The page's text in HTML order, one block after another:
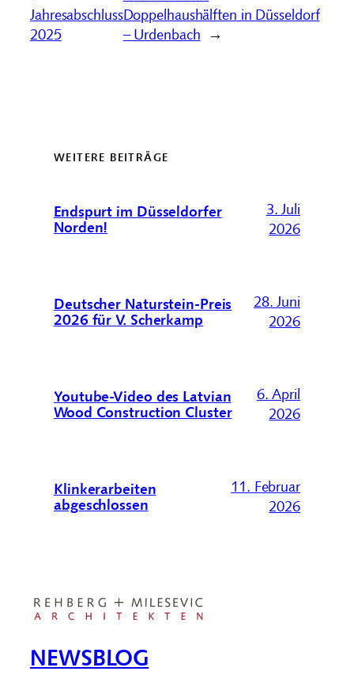
Jahresabschluss
2025
Doppelhaushälften in Düsseldorf
– Urdenbach →
WEITERE BEITRÄGE
Endspurt im Düsseldorfer
Norden!
3. Juli
2026
Deutscher Naturstein-Preis
2026 für V. Scherkamp
28. Juni
2026
Youtube-Video des Latvian
Wood Construction Cluster
6. April
2026
Klinkerarbeiten
abgeschlossen
11. Februar
2026
NEWSBLOG